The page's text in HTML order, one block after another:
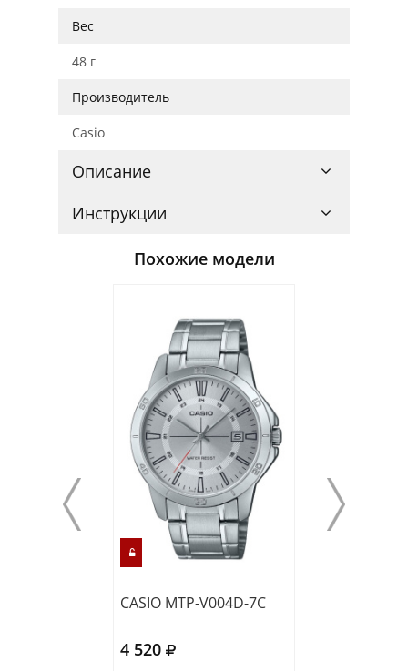
Вес
48 г
Производитель
Casio
Описание
Инструкции
Похожие модели
CASIO MTP-V004D-7C
4 520